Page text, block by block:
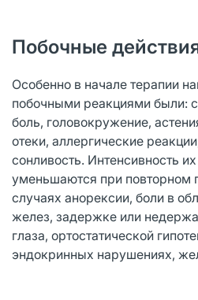
Побочные
Особенно в начале терапии
побочными реакциями были:
боль, головокружение,
отеки, аллергические
сонливость. Интенсивность
уменьшаются при повторном
случаях анорексии, боли в
желез, задержке или
глаза, ортостатической
эндокринных нарушениях,